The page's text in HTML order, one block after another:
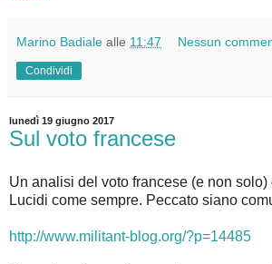
Marino Badiale alle 11:47 Nessun
Condividi
lunedì 19 giugno 2017
Sul voto francese
Un analisi del voto francese (e non
Lucidi come sempre. Peccato siano
http://www.militant-blog.org/?p=14485